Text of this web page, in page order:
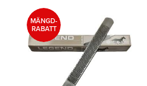
MÄNGD-
RABATT